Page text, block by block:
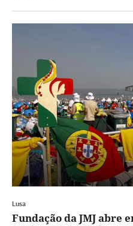
Lusa
Fundação da JMJ abre